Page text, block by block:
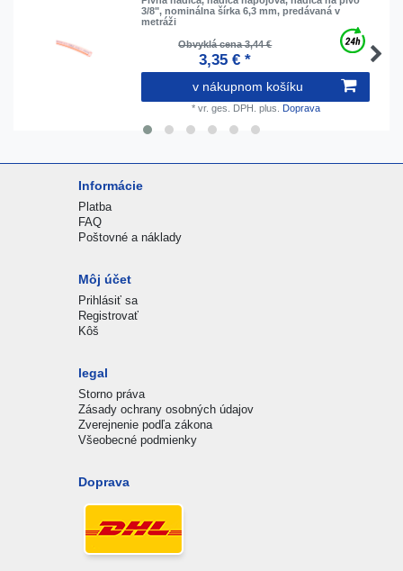
3/8", nominálna šírka 6,3 mm, predávaná v
metráži
Obvyklá cena 3,44 €
3,35 € *
v nákupnom košíku
* vr. ges. DPH. plus. Doprava
Informácie
Platba
FAQ
Poštovné a náklady
Môj účet
Prihlásiť sa
Registrovať
Kôš
legal
Storno práva
Zásady ochrany osobných údajov
Zverejnenie podľa zákona
Všeobecné podmienky
Doprava